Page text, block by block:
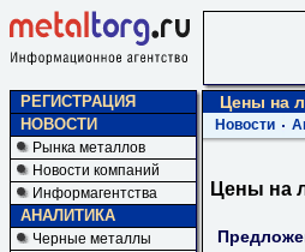
РЕГИСТРАЦИЯ
НОВОСТИ
Рынка металлов
Новости компаний
Информагентства
АНАЛИТИКА
Черные металлы
Цены на
Новости
Цены на